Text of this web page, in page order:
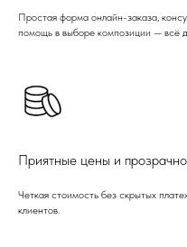
Простая форма онлайн-заказа,
помощь в выборе композиции — всё
Приятные цены и
Четкая стоимость без скрытых
клиентов.